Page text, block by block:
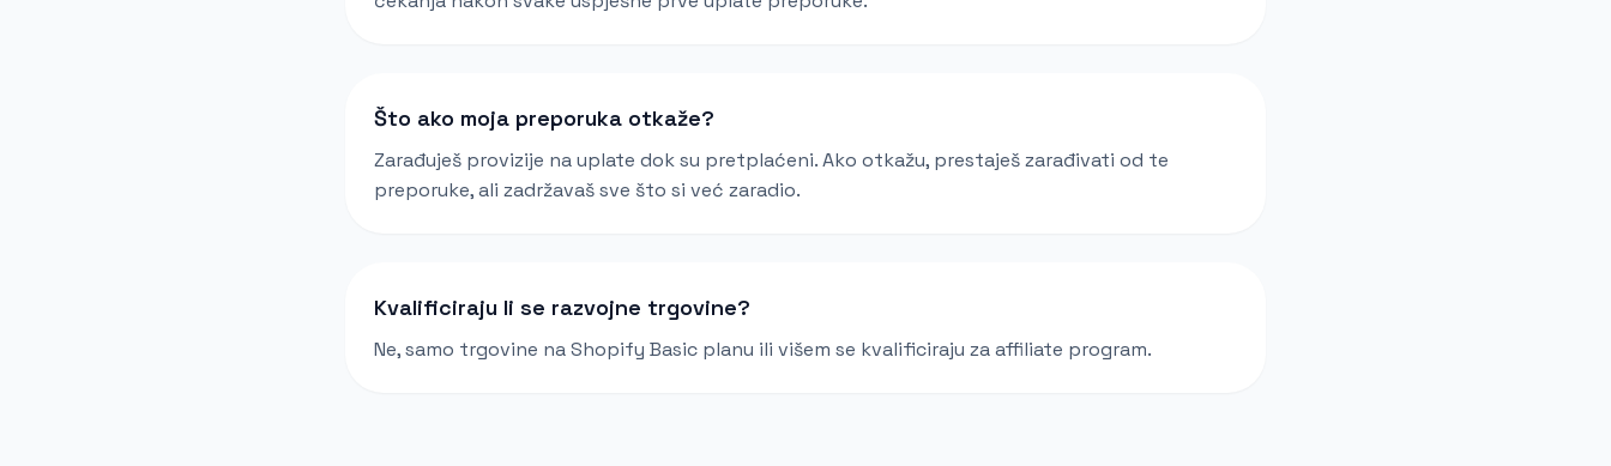
Što ako moja preporuka otkaže?
Zarađuješ provizije na uplate dok su pretplaćeni. Ako otkažu, prestaješ zarađivati od te
preporuke, ali zadržavaš sve što si već zaradio.
Kvalificiraju li se razvojne trgovine?
Ne, samo trgovine na Shopify Basic planu ili višem se kvalificiraju za affiliate program.